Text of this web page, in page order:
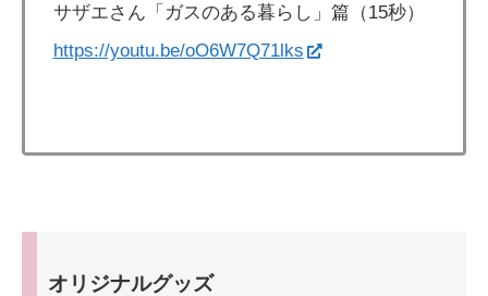
サザエさん「ガスのある暮らし」篇（15秒）
https://youtu.be/oO6W7Q71lks
オリジナルグッズ